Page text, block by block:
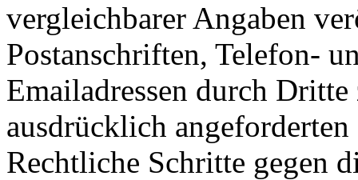
vergleichbarer Angaben
Postanschriften, Telefon-
Emailadressen durch
ausdrücklich
Rechtliche Schritte gegen